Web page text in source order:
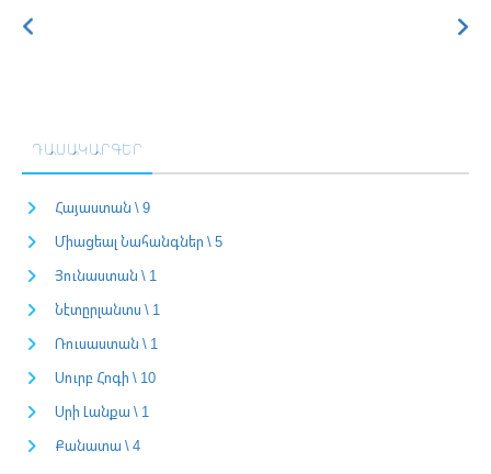
ԴԱՍԱԿԱՐԳԵՐ
Հայաստան \ 9
Միացեալ Նահանգներ \ 5
Յունաստան \ 1
Նէտըրլանտս \ 1
Ռուսաստան \ 1
Սուրբ Հոգի \ 10
Սրի Լանքա \ 1
Քանատա \ 4